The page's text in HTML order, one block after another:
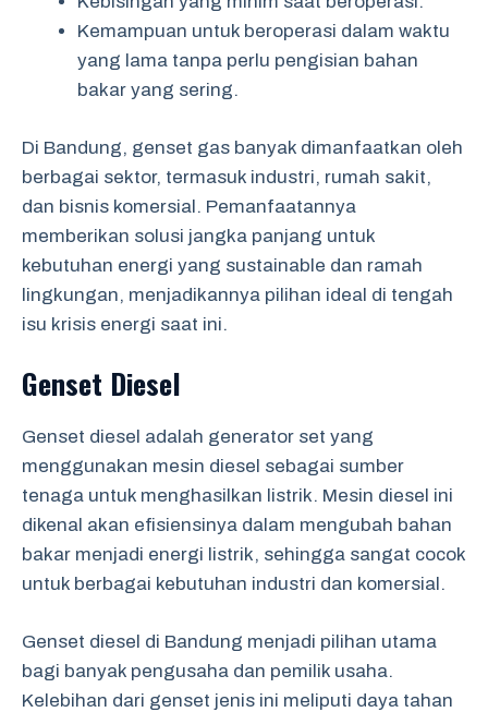
Kemampuan untuk beroperasi dalam waktu
yang lama tanpa perlu pengisian bahan
bakar yang sering.
Di Bandung, genset gas banyak dimanfaatkan oleh
berbagai sektor, termasuk industri, rumah sakit,
dan bisnis komersial. Pemanfaatannya
memberikan solusi jangka panjang untuk
kebutuhan energi yang sustainable dan ramah
lingkungan, menjadikannya pilihan ideal di tengah
isu krisis energi saat ini.
Genset Diesel
Genset diesel adalah generator set yang
menggunakan mesin diesel sebagai sumber
tenaga untuk menghasilkan listrik. Mesin diesel ini
dikenal akan efisiensinya dalam mengubah bahan
bakar menjadi energi listrik, sehingga sangat cocok
untuk berbagai kebutuhan industri dan komersial.
Genset diesel di Bandung menjadi pilihan utama
bagi banyak pengusaha dan pemilik usaha.
Kelebihan dari genset jenis ini meliputi daya tahan